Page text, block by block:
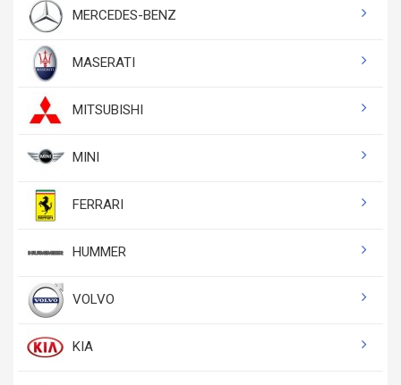
MERCEDES-BENZ
MASERATI
MITSUBISHI
MINI
FERRARI
HUMMER
VOLVO
KIA